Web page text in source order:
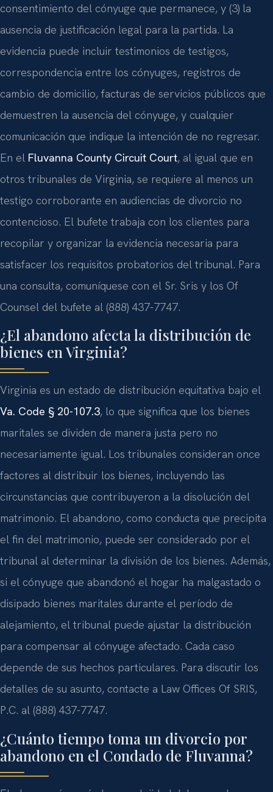
consentimiento del cónyuge que permanece, y (3) la
ausencia de justificación legal para la partida. La
evidencia puede incluir testimonios de testigos,
correspondencia entre los cónyuges, registros de
cambio de domicilio, facturas de servicios públicos que
demuestren la ausencia del cónyuge, y cualquier
comunicación que indique la intención de no regresar.
En el Fluvanna County Circuit Court, al igual que en
otros tribunales de Virginia, se requiere al menos un
testigo corroborante en audiencias de divorcio no
contencioso. El bufete trabaja con los clientes para
recopilar y organizar la evidencia necesaria para
satisfacer los requisitos probatorios del tribunal. Para
una consulta, comuníquese con el Sr. Sris y los Of
Counsel del bufete al (888) 437-7747.
¿El abandono afecta la distribución de
bienes en Virginia?
Virginia es un estado de distribución equitativa bajo el
Va. Code § 20-107.3, lo que significa que los bienes
maritales se dividen de manera justa pero no
necesariamente igual. Los tribunales consideran once
factores al distribuir los bienes, incluyendo las
circunstancias que contribuyeron a la disolución del
matrimonio. El abandono, como conducta que precipita
el fin del matrimonio, puede ser considerado por el
tribunal al determinar la división de los bienes. Además,
si el cónyuge que abandonó el hogar ha malgastado o
disipado bienes maritales durante el período de
alejamiento, el tribunal puede ajustar la distribución
para compensar al cónyuge afectado. Cada caso
depende de sus hechos particulares. Para discutir los
detalles de su asunto, contacte a Law Offices Of SRIS,
P.C. al (888) 437-7747.
¿Cuánto tiempo toma un divorcio por
abandono en el Condado de Fluvanna?